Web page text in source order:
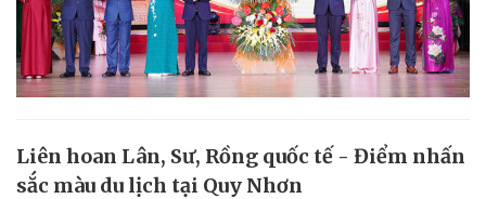
Liên hoan Lân, Sư, Rồng quốc tế - Điểm nhấn
sắc màu du lịch tại Quy Nhơn